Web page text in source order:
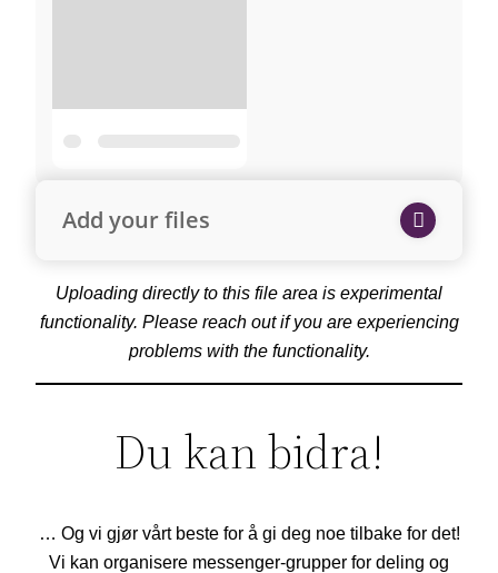
Add your files
Uploading directly to this file area is experimental
functionality. Please reach out if you are experiencing
problems with the functionality.
Du kan bidra!
… Og vi gjør vårt beste for å gi deg noe tilbake for det!
Vi kan organisere messenger-grupper for deling og